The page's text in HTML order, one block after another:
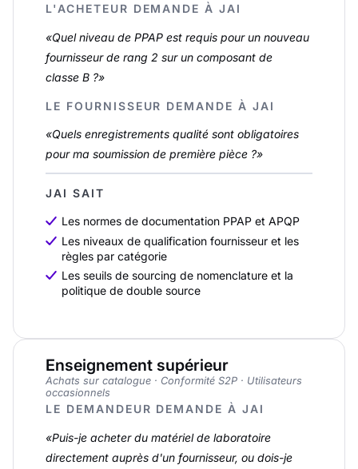
L'ACHETEUR DEMANDE À JAI
«Quel niveau de PPAP est requis pour un nouveau
fournisseur de rang 2 sur un composant de
classe B ?»
LE FOURNISSEUR DEMANDE À JAI
«Quels enregistrements qualité sont obligatoires
pour ma soumission de première pièce ?»
JAI SAIT
Les normes de documentation PPAP et APQP
Les niveaux de qualification fournisseur et les
règles par catégorie
Les seuils de sourcing de nomenclature et la
politique de double source
Enseignement supérieur
Achats sur catalogue · Conformité S2P · Utilisateurs
occasionnels
LE DEMANDEUR DEMANDE À JAI
«Puis-je acheter du matériel de laboratoire
directement auprès d'un fournisseur, ou dois-je